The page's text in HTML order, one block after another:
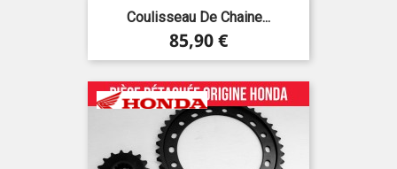
Coulisseau De Chaine...
Prix
85,90 €